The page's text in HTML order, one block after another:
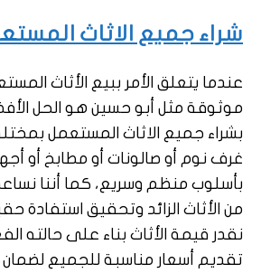
شراء جميع الاثاث
عندما يتعلق الأمر ببيع الأثاث
موثوقة مثل أبو حسين هو الحل
بشراء جميع الاثاث المستعمل
غرف نوم أو صالونات أو مطابخ أو
بأسلوب منظم وسريع، كما أننا
من الأثاث الزائد وتحقيق استفادة
نقدر قيمة الأثاث بناء على حالته
تقديم أسعار مناسبة للجميع لضمان